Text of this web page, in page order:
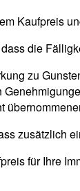
Kaufpreis
die
zu
zusätzlich
für Ihre